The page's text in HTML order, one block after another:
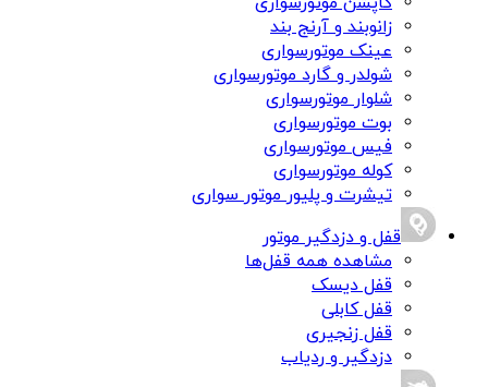
زانوبند و آرنج بند
عینک موتورسواری
شولدر و گارد موتورسواری
شلوار موتورسواری
بوت موتورسواری
فیس موتورسواری
کوله موتورسواری
تیشرت و پلیور موتور سواری
قفل و دزدگیر موتور
مشاهده همه قفل‌ها
قفل دیسک
قفل کابلی
قفل زنجیری
دزدگیر و ردیاب